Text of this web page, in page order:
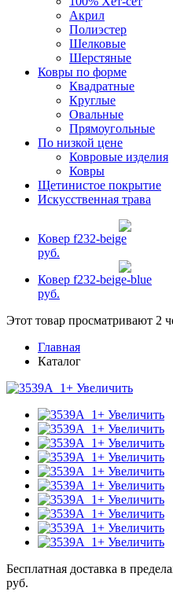
Акрил
Полиэстер
Шелковые
Шерстяные
Ковры по форме
Квадратные
Круглые
Овальные
Прямоугольные
По низкой цене
Ковровые изделия
Ковры
Щетинистое покрытие
Искусственная трава
Ковер f232-beige
руб.
Ковер f232-beige-blue
руб.
Этот товар просматривают 2
Главная
Каталог
+ Увеличить
+ Увеличить
+ Увеличить
+ Увеличить
+ Увеличить
+ Увеличить
+ Увеличить
+ Увеличить
+ Увеличить
+ Увеличить
+ Увеличить
Бесплатная доставка в
руб.